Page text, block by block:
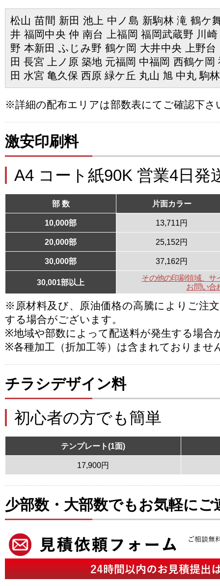
松山 苗間 新田 池上 中ノ島 新駒林 滝 鶴ケ
井 福岡中央 仲 南台 上福岡 福岡武蔵野 川
野 本新田 ふじみ野 鶴ケ岡 大井中央 上野
田 長宮 上ノ原 築地 元福岡 中福岡 西鶴ケ
田 水宮 亀久保 西原 緑ケ丘 丸山 旭 中丸 駒
※詳細の配布エリアは部数表にてご確認下さ
激安印刷料
A4 コート紙90K 営業4日発
部 数 片面カラー
10,000部 13,711円
20,000部 25,152円
30,000部 37,162円
30,001部以上
その他の印刷領域、サ
お問い合
※原材料及び、原油価格の高騰によりご注
する場合がございます。
※地域や部数によって配送料が発生する場合
※各種加工（折加工等）は含まれておりませ
チラシデザイン料
初心者の方でも簡単
テンプレート(1面)
17,900円
少部数・大部数でもお気軽にご